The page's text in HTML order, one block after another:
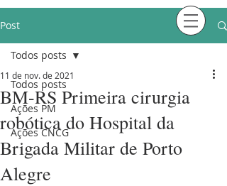
Post
Todos posts
Ações PM
Ações CNCG
Todos posts
BM-RS Primeira cirurgia
robótica do Hospital da
Brigada Militar de Porto
Alegre
11 de nov. de 2021